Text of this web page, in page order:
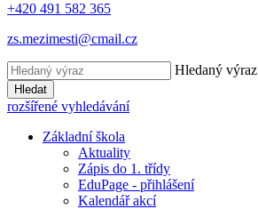
+420 491 582 365
zs.mezimesti@cmail.cz
Hledaný výraz
Hledat
rozšířené vyhledávání
Základní škola
Aktuality
Zápis do 1. třídy
EduPage - přihlášení
Kalendář akcí